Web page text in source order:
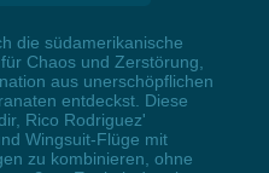
die südamerikanische
Chaos und Zerstörung,
aus unerschöpflichen
entdeckst. Diese
Rico Rodriguez'
Wingsuit-Flüge mit
zu kombinieren, ohne